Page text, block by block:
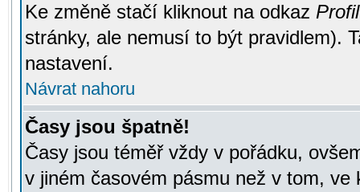
Ke změně stačí kliknout na odkaz Profil
stránky, ale nemusí to být pravidlem).
nastavení.
Návrat nahoru
Časy jsou špatně!
Časy jsou téměř vždy v pořádku,
v jiném časovém pásmu než v tom,